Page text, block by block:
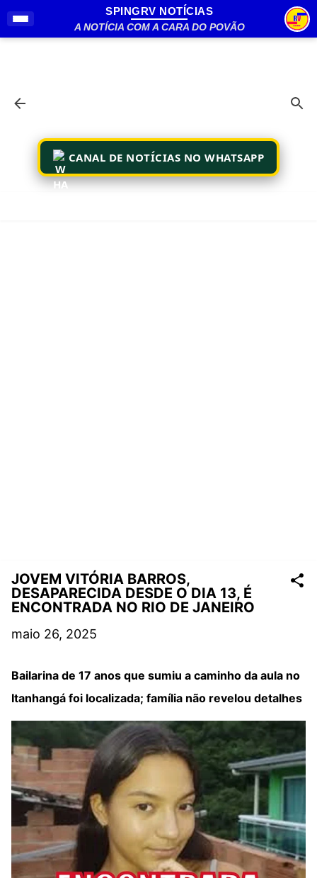
Pular para o conteúdo principal
SPINGRV NOTÍCIAS
A NOTÍCIA COM A CARA DO POVÃO
CANAL DE NOTÍCIAS NO WHATSAPP
JOVEM VITÓRIA BARROS,
DESAPARECIDA DESDE O DIA 13, É
ENCONTRADA NO RIO DE JANEIRO
maio 26, 2025
Bailarina de 17 anos que sumiu a caminho da aula no
Itanhangá foi localizada; família não revelou detalhes